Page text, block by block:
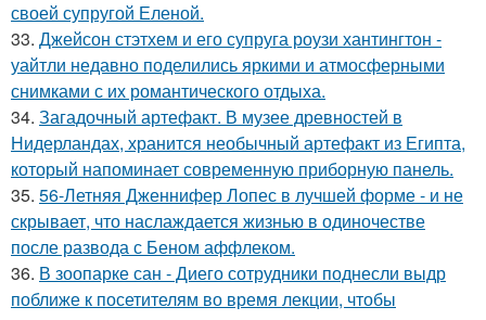
своей супругой Еленой.
33. Джейсон стэтхем и его супруга роузи хантингтон -
уайтли недавно поделились яркими и атмосферными
снимками с их романтического отдыха.
34. Загадочный артефакт. В музее древностей в
Нидерландах, хранится необычный артефакт из Египта,
который напоминает современную приборную панель.
35. 56-Летняя Дженнифер Лопес в лучшей форме - и не
скрывает, что наслаждается жизнью в одиночестве
после развода с Беном аффлеком.
36. В зоопарке сан - Диего сотрудники поднесли выдр
поближе к посетителям во время лекции, чтобы